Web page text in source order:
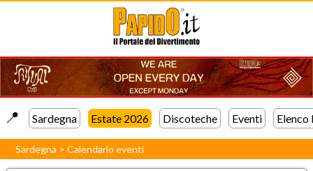
📍️ Sardegna Estate 2026 Discoteche Eventi Elenco
Sardegna >Calendario eventi